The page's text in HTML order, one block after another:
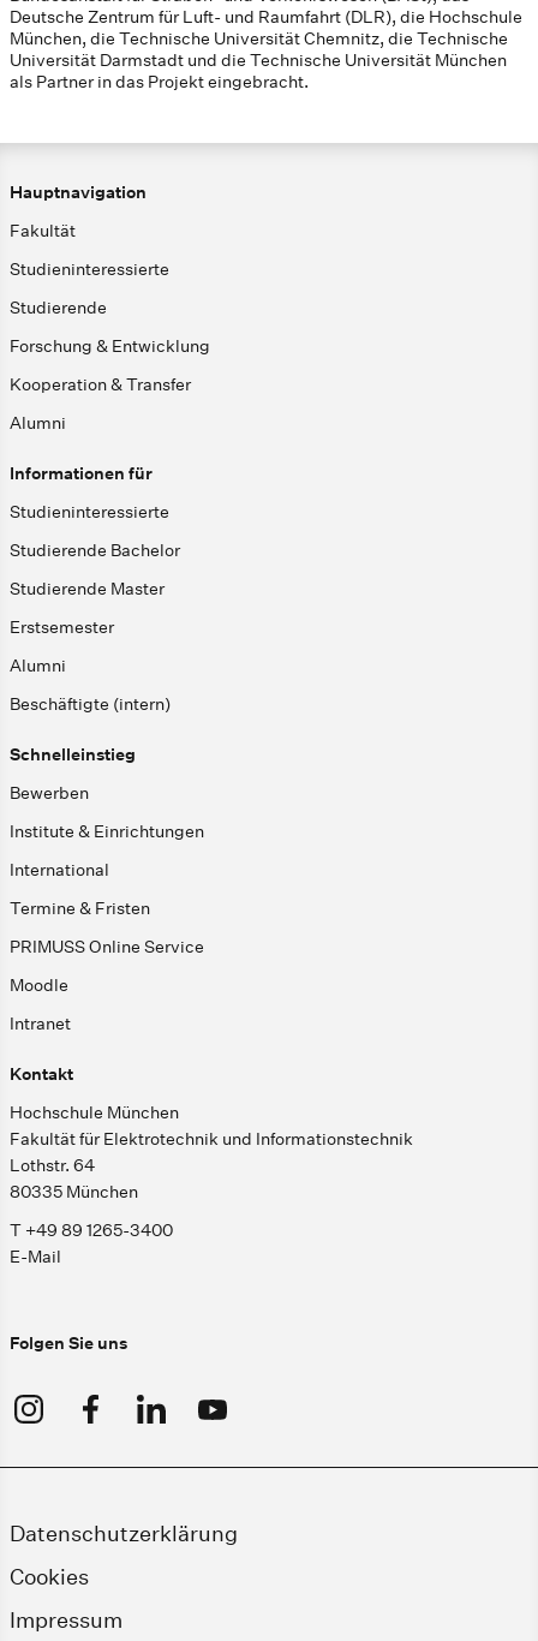
Deutsche Zentrum für Luft- und Raumfahrt (DLR), die Hochschule
München, die Technische Universität Chemnitz, die Technische
Universität Darmstadt und die Technische Universität München
als Partner in das Projekt eingebracht.
Hauptnavigation
Fakultät
Studieninteressierte
Studierende
Forschung & Entwicklung
Kooperation & Transfer
Alumni
Informationen für
Studieninteressierte
Studierende Bachelor
Studierende Master
Erstsemester
Alumni
Beschäftigte (intern)
Schnelleinstieg
Bewerben
Institute & Einrichtungen
International
Termine & Fristen
PRIMUSS Online Service
Moodle
Intranet
Kontakt
Hochschule München
Fakultät für Elektrotechnik und Informationstechnik
Lothstr. 64
80335 München
T +49 89 1265-3400
E-Mail
Folgen Sie uns
Datenschutzerklärung
Cookies
Impressum